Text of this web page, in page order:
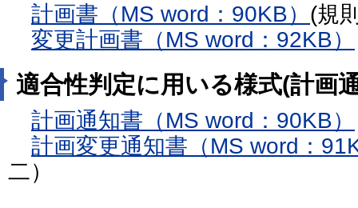
計画書（MS word：90KB） (規
変更計画書（MS word：92KB）
適合性判定に用いる様式(計画
計画通知書（MS word：90KB）
計画変更通知書（MS word：
二）